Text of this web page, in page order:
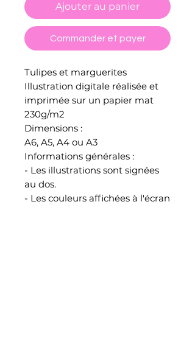
Ajouter au panier
Commander et payer
Tulipes et marguerites
Illustration digitale réalisée et
imprimée sur un papier mat
230g/m2
Dimensions :
A6, A5, A4 ou A3
Informations générales :
- Les illustrations sont signées
au dos.
- Les couleurs affichées à l'écran